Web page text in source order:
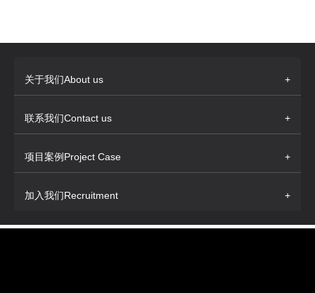
关于我们About us +
联系我们Contact us +
项目案例Project Case +
加入我们Recruitment +